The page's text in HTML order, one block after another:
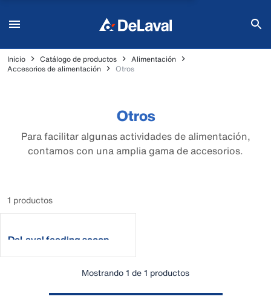
Inicio Catálogo de productos
Alimentación
Accesorios de alimentación
Otros
Otros
Para facilitar algunas actividades de alimentación,
contamos con una amplia gama de accesorios.
1 productos
DeLaval feeding scoop
Mostrando 1 de 1 productos